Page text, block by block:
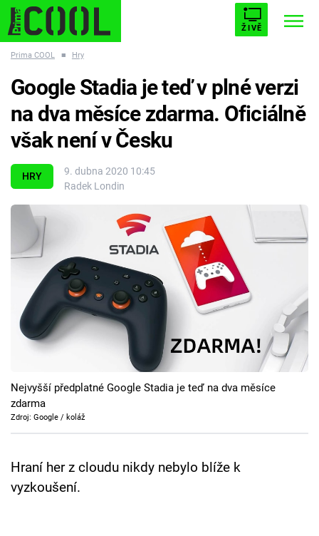
ŽIVĚ
ESCAPE PLNEJ KOTEL AVENGERS 5
Témata
Filmy
Seriály
Hry
Cool Esport
TV Program
Sledujte prima+
Přihlášení
Prima COOL ■ Hry
HRY
9. dubna 2020 10:45
Radek Londin
Google Stadia je teď v plné verzi
na dva měsíce zdarma. Oficiálně
však není v Česku
Nejvyšší předplatné Google Stadia je teď na dva měsíce
zdarma
Zdroj: Google / koláž
Hraní her z cloudu nikdy nebylo blíže k
vyzkoušení.